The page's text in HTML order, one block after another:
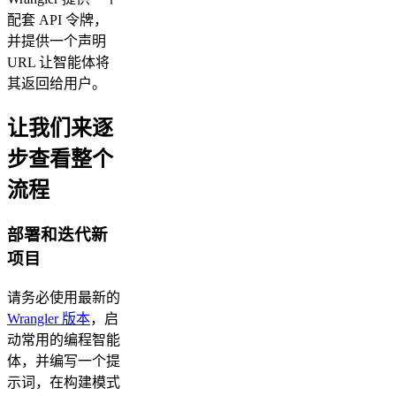
配套 API 令牌，
并提供一个声明
URL 让智能体将
其返回给用户。
让我们来逐
步查看整个
流程
部署和迭代新
项目
请务必使用最新的
Wrangler 版本，启
动常用的编程智能
体，并编写一个提
示词，在构建模式